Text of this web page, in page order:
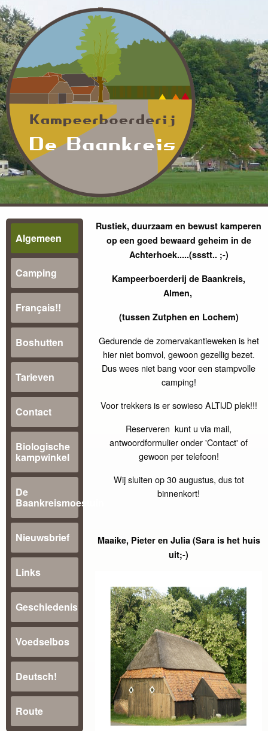
Algemeen
Camping
Français!!
Boshutten
Tarieven
Contact
Biologische
kampwinkel
De
Baankreismoestuin
Nieuwsbrief
Links
Geschiedenis
Voedselbos
Deutsch!
Route
Rustiek, duurzaam en bewust kamperen
op een goed bewaard geheim in de
Achterhoek.....(ssstt.. ;-)
Kampeerboerderij de Baankreis,
Almen,
(tussen Zutphen en Lochem)
Gedurende de zomervakantieweken is het
hier niet bomvol, gewoon gezellig bezet.
Dus wees niet bang voor een stampvolle
camping!
Voor trekkers is er sowieso ALTIJD plek!!!
Reserveren kunt u via mail,
antwoordformulier onder 'Contact' of
gewoon per telefoon!
Wij sluiten op 30 augustus, dus tot
binnenkort!
Maaike, Pieter en Julia (Sara is het huis
uit;-)